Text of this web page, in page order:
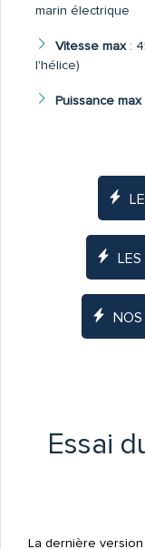
marin électrique
Vitesse max:
l'hélice)
Puissance max
NOS
Essai
La dernière